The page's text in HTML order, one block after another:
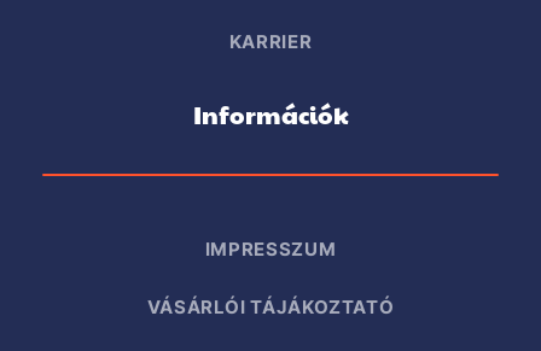
KARRIER
Információk
IMPRESSZUM
VÁSÁRLÓI TÁJÁKOZTATÓ